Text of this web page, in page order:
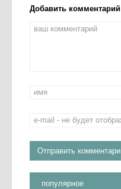
Добавить комментарий
популярное